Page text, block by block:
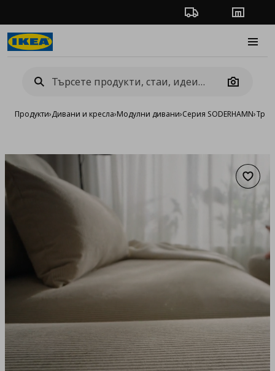
Проследяване на
Camera
Продукти›Дивани и кресла›Модулни дивани›Серия SODERHAMN›